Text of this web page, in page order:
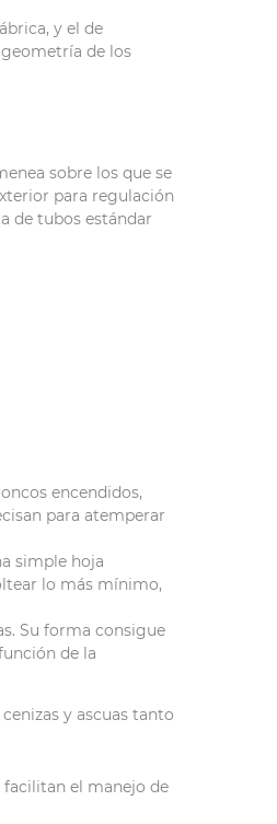
y el de
de los
sobre los que se
para regulación
de tubos estándar
encendidos,
para atemperar
simple hoja
lo más mínimo,
Su forma consigue
de la
y ascuas tanto
el manejo de